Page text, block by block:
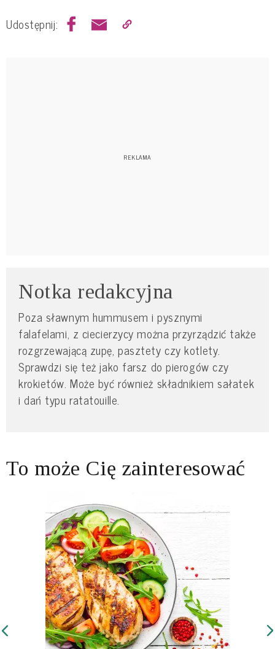
Udostępnij:
Notka redakcyjna
Poza sławnym hummusem i pysznymi
falafelami, z ciecierzycy można przyrządzić także
rozgrzewającą zupę, pasztety czy kotlety.
Sprawdzi się też jako farsz do pierogów czy
krokietów. Może być również składnikiem sałatek
i dań typu ratatouille.
To może Cię zainteresować